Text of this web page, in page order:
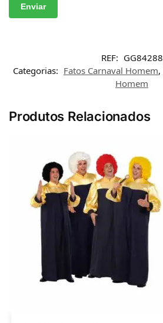
REF: GG84288
Categorias: Fatos Carnaval Homem,
Homem
Produtos Relacionados